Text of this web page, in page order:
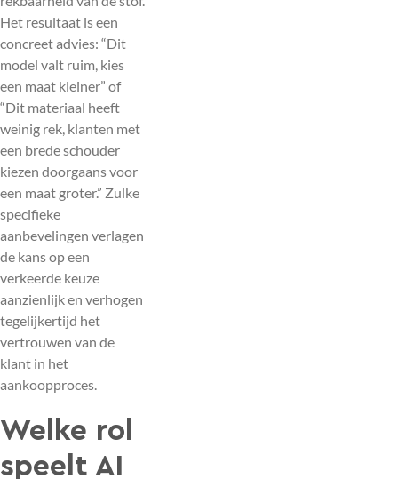
Het resultaat is een
concreet advies: “Dit
model valt ruim, kies
een maat kleiner” of
“Dit materiaal heeft
weinig rek, klanten met
een brede schouder
kiezen doorgaans voor
een maat groter.” Zulke
specifieke
aanbevelingen verlagen
de kans op een
verkeerde keuze
aanzienlijk en verhogen
tegelijkertijd het
vertrouwen van de
klant in het
aankoopproces.
Welke rol
speelt AI